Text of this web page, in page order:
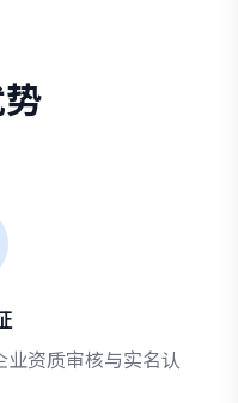
资质审核与实名认